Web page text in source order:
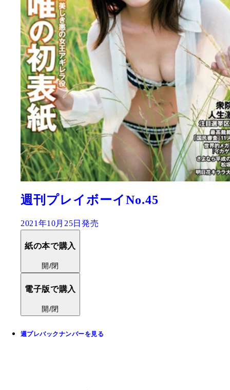
週刊プレイボーイNo.45
2021年10月25日発売
紙の本で購入
開/閉
電子版で購入
開/閉
週プレバックナンバーを見る